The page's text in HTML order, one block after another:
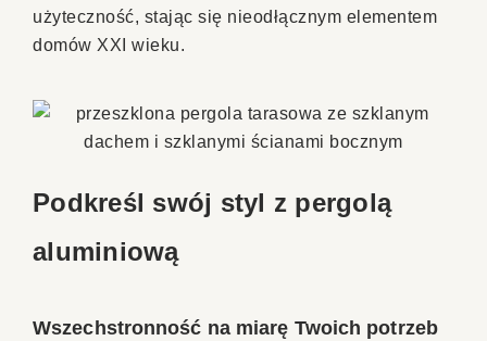
użyteczność, stając się nieodłącznym elementem
domów XXI wieku.
Podkreśl swój styl z pergolą
aluminiową
Wszechstronność na miarę Twoich potrzeb